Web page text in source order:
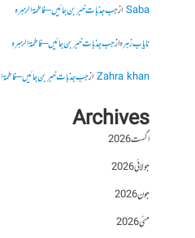
Sabaازجب جذبات خبر بن جائیں – فاطمۃالزہرہ
نایاب زہرہازجب جذبات خبر بن جائیں – فاطمۃالزہرہ
Zahra khanازجب جذبات خبر بن جائیں –
Archives
اگست 2026
جولائی 2026
جون 2026
مئی 2026